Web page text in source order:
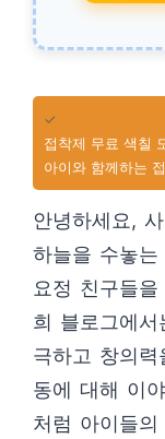
✓
접착제 무료 색칠
아이와 함께하는
안녕하세요,
하늘을 수놓
요정 친구들
희 블로그에
극하고 창의력
동에 대해 이
처럼 아이들